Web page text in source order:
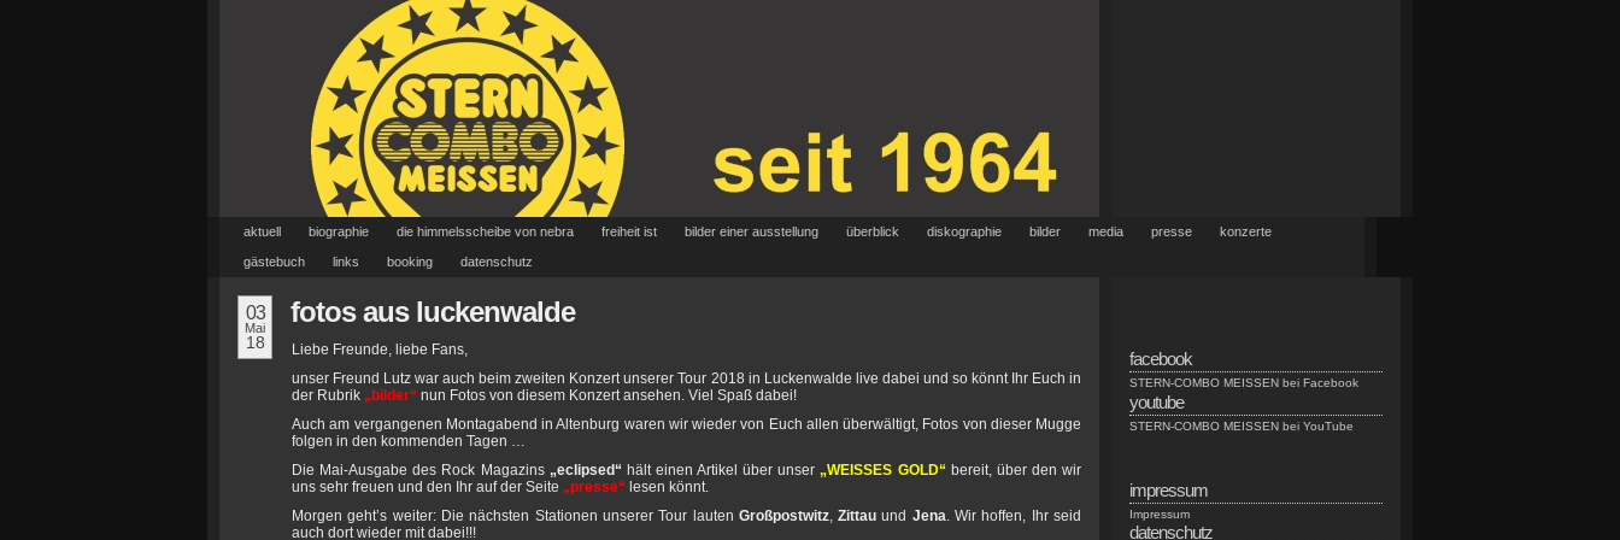
aktuell biographie die himmelsscheibe von nebra freiheit ist bilder einer ausstellung überblick diskographie bilder media presse konzerte
gästebuch links booking datenschutz
03
Mai
18
fotos aus luckenwalde
Liebe Freunde, liebe Fans,
unser Freund Lutz war auch beim zweiten Konzert unserer Tour 2018 in Luckenwalde live dabei und so könnt Ihr Euch in
der Rubrik „bilder“ nun Fotos von diesem Konzert ansehen. Viel Spaß dabei!
Auch am vergangenen Montagabend in Altenburg waren wir wieder von Euch allen überwältigt, Fotos von dieser Mugge
folgen in den kommenden Tagen …
Die Mai-Ausgabe des Rock Magazins „eclipsed“ hält einen Artikel über unser „WEISSES GOLD“ bereit, über den wir
uns sehr freuen und den Ihr auf der Seite „presse“ lesen könnt.
Morgen geht’s weiter: Die nächsten Stationen unserer Tour lauten Großpostwitz,Zittau und Jena. Wir hoffen, Ihr seid
auch dort wieder mit dabei!!!
facebook
STERN-COMBO MEISSEN bei Facebook
youtube
STERN-COMBO MEISSEN bei YouTube
impressum
Impressum
datenschutz